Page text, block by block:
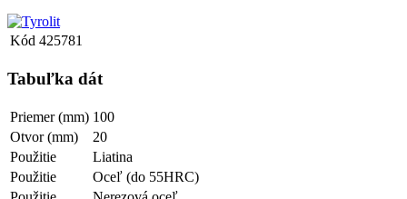
Kód 425781
Tabuľka dát
Priemer (mm) 100
Otvor (mm)
20
Použitie
Liatina
Použitie
Oceľ (do 55HRC)